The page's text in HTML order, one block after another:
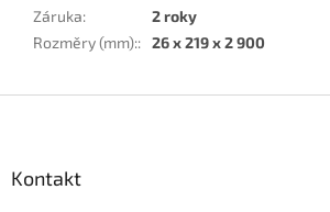
Záruka:
2 roky
Rozměry (mm):: 26 x 219 x 2 900
Kontakt